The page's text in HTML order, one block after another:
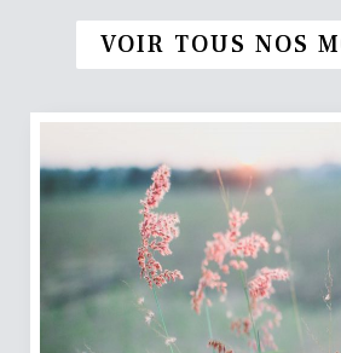
VOIR TOUS NOS